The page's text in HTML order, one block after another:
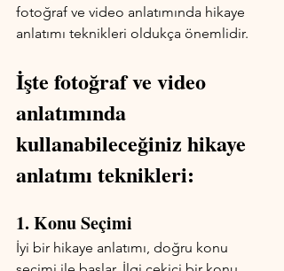
fotoğraf ve video anlatımında hikaye
anlatımı teknikleri oldukça önemlidir.
İşte fotoğraf ve video
anlatımında
kullanabileceğiniz hikaye
anlatımı teknikleri:
1. Konu Seçimi
İyi bir hikaye anlatımı, doğru konu